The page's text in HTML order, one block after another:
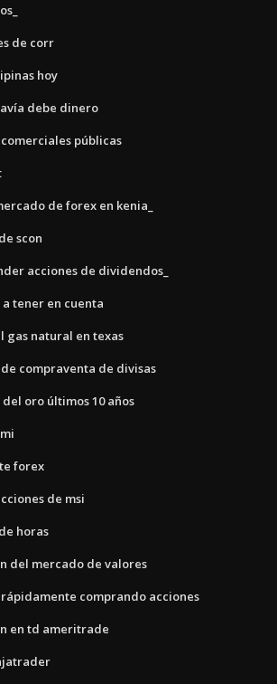
de corr
hoy
debe dinero
públicas
de forex en kenia_
scon
acciones de dividendos_
tener en cuenta
gas natural en texas
compraventa de divisas
oro últimos 10 años
forex
de msi
horas
del mercado de valores
comprando acciones
en td ameritrade